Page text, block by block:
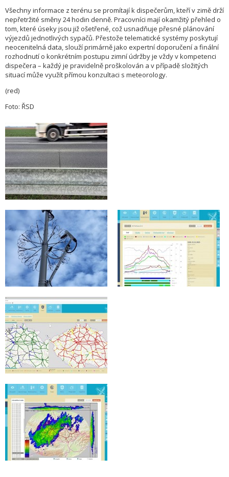
Všechny informace z terénu se promítají k dispečerům, kteří v zimě drží
nepřetržité směny 24 hodin denně. Pracovníci mají okamžitý přehled o
tom, které úseky jsou již ošetřené, což usnadňuje přesné plánování
výjezdů jednotlivých sypačů. Přestože telematické systémy poskytují
neocenitelná data, slouží primárně jako expertní doporučení a finální
rozhodnutí o konkrétním postupu zimní údržby je vždy v kompetenci
dispečera – každý je pravidelně proškolován a v případě složitých
situací může využít přímou konzultaci s meteorology.
(red)
Foto: ŘSD